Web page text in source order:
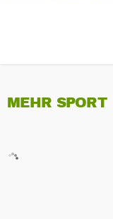
MEHR SPORT